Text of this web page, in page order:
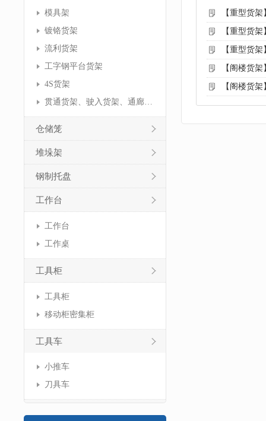
模具架
镀铬货架
流利货架
工字钢平台货架
4S货架
贯通货架、驶入货架、通廊货架
仓储笼
堆垛架
钢制托盘
工作台
工作台
工作桌
工具柜
工具柜
移动柜密集柜
工具车
小推车
刀具车
【重型货
【重型货
【重型货
【阁楼货
【阁楼货